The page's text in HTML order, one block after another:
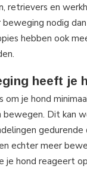
retrievers en
nodig
hebben ook
heeft je
om je hond
bewegen. Dit kan
gedurende
echter meer
je hond reageert